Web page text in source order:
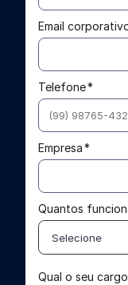
Email
Telefone*
Empresa*
Quantos
Selecione
Qual o seu